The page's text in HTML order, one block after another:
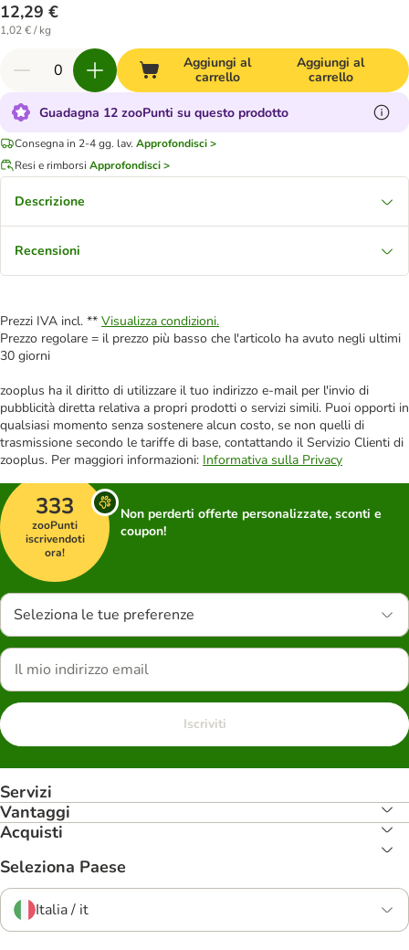
12,29 €
1,02 € / kg
Aggiungi al
carrello
Aggiungi al
carrello
Guadagna 12 zooPunti su questo prodotto
Consegna in 2-4 gg. lav. Approfondisci >
Resi e rimborsi Approfondisci >
Descrizione
Recensioni
Prezzi IVA incl. ** Visualizza condizioni.
Prezzo regolare = il prezzo più basso che l'articolo ha avuto negli ultimi
30 giorni
zooplus ha il diritto di utilizzare il tuo indirizzo e-mail per l'invio di
pubblicità diretta relativa a propri prodotti o servizi simili. Puoi opporti in
qualsiasi momento senza sostenere alcun costo, se non quelli di
trasmissione secondo le tariffe di base, contattando il Servizio Clienti di
zooplus. Per maggiori informazioni: Informativa sulla Privacy
333
zooPunti
iscrivendoti
ora!
Non perderti offerte personalizzate, sconti e
coupon!
Seleziona le tue preferenze
Iscriviti
Servizi
Vantaggi
Acquisti
Seleziona Paese
Italia / it